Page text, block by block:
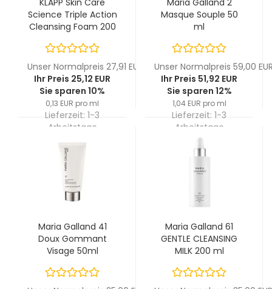
KLAPP Skin Care
Science Triple Action
Cleansing Foam 200
Unser Normalpreis 27,91 EUR
Ihr Preis 25,12 EUR
Sie sparen 10%
0,13 EUR pro ml
Lieferzeit: 1-3
Arbeitstage
Maria Galland 2
Masque Souple 50
ml
Unser Normalpreis 59,00
Ihr Preis 51,92 EUR
Sie sparen 12%
1,04 EUR pro ml
Lieferzeit: 1-3
Arbeitstage
Maria Galland 41
Doux Gommant
Visage 50ml
Maria Galland 61
GENTLE CLEANSING
MILK 200 ml